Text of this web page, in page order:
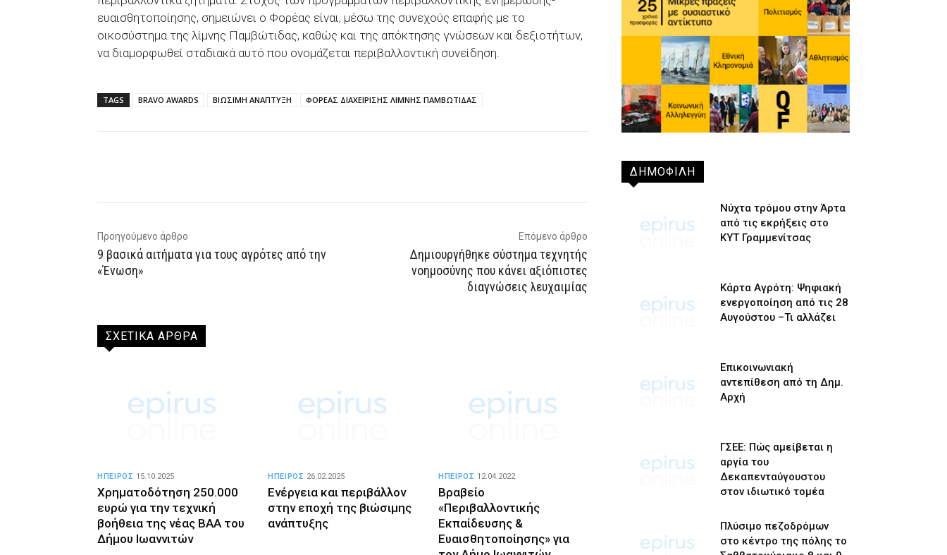
ευαισθητοποίησης, σημειώνει ο Φορέας είναι, μέσω της συνεχούς επαφής με το
οικοσύστημα της λίμνης Παμβώτιδας, καθώς και της απόκτησης γνώσεων και δεξιοτήτων,
να διαμορφωθεί σταδιακά αυτό που ονομάζεται περιβαλλοντική συνείδηση.
TAGS BRAVO AWARDS ΒΙΩΣΙΜΗ ΑΝΑΠΤΥΞΗ ΦΟΡΕΑΣ ΔΙΑΧΕΙΡΙΣΗΣ ΛΙΜΝΗΣ ΠΑΜΒΩΤΙΔΑΣ
Προηγούμενο άρθρο
9 βασικά αιτήματα για τους αγρότες από την
«Ένωση»
Επόμενο άρθρο
Δημιουργήθηκε σύστημα τεχνητής
νοημοσύνης που κάνει αξιόπιστες
διαγνώσεις λευχαιμίας
ΣΧΕΤΙΚΑ ΑΡΘΡΑ
Χρηματοδότηση 250.000
ευρώ για την τεχνική
βοήθεια της νέας ΒΑΑ του
Δήμου Ιωαννιτών
ΗΠΕΙΡΟΣ 15.10.2025
Ενέργεια και περιβάλλον
στην εποχή της βιώσιμης
ανάπτυξης
ΗΠΕΙΡΟΣ 26.02.2025
Βραβείο
«Περιβαλλοντικής
Εκπαίδευσης &
Ευαισθητοποίησης» για
ΗΠΕΙΡΟΣ 12.04.2022
ΔΗΜΟΦΙΛΗ
Νύχτα τρόμου στην Άρτα
από τις εκρήξεις στο
ΚΥΤ Γραμμενίτσας
Κάρτα Αγρότη: Ψηφιακή
ενεργοποίηση από τις 28
Αυγούστου –Τι αλλάζει
Επικοινωνιακή
αντεπίθεση από τη Δημ.
Αρχή
ΓΣΕΕ: Πώς αμείβεται η
αργία του
Δεκαπενταύγουστου
στον ιδιωτικό τομέα
Πλύσιμο πεζοδρόμων
στο κέντρο της πόλης το